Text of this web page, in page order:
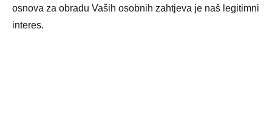
osnova za obradu Vaših osobnih zahtjeva je naš legitimni
interes.